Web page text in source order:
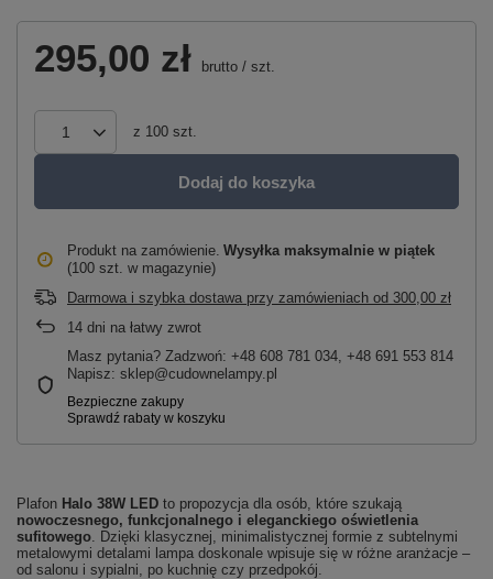
295,00 zł brutto / szt.
z 100 szt.
Dodaj do koszyka
Produkt na zamówienie Wysyłka maksymalnie w piątek
(100 szt. w magazynie)
Darmowa i szybka dostawa przy zamówieniach od 300,00 zł
14 dni na łatwy zwrot
Masz pytania? Zadzwoń: +48 608 781 034, +48 691 553 814
Napisz: sklep@cudownelampy.pl
Plafon Halo 38W LED to propozycja dla osób, które szukają
nowoczesnego, funkcjonalnego i eleganckiego oświetlenia
sufitowego. Dzięki klasycznej, minimalistycznej formie z subtelnymi
metalowymi detalami lampa doskonale wpisuje się w różne aranżacje –
od salonu i sypialni, po kuchnię czy przedpokój.